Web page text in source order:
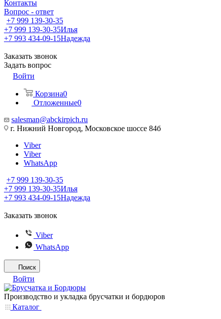
Контакты
Вопрос - ответ
+7 999 139-30-35
+7 999 139-30-35Илья
+7 993 434-09-15Надежда
Заказать звонок
Задать вопрос
Войти
Корзина0
Отложенные0
salesman@abckirpich.ru
г. Нижний Новгород, Московское шоссе 84б
Viber
Viber
WhatsApp
+7 999 139-30-35
+7 999 139-30-35Илья
+7 993 434-09-15Надежда
Заказать звонок
Viber
WhatsApp
Поиск
Войти
Производство и укладка брусчатки и бордюров
Каталог